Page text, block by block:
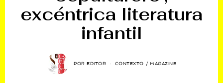
excéntrica literatura
infantil
POR EDITOR CONTEXTO / MAGAZINE